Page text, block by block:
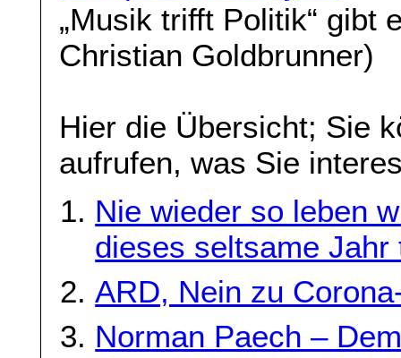
„Musik trifft Politik“ gibt
Christian Goldbrunner)
Hier die Übersicht; Sie
aufrufen, was Sie
Nie wieder so leben
dieses seltsame
ARD, Nein zu
Norman Paech –